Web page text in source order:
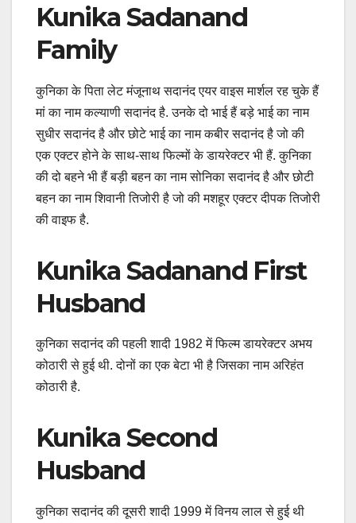
Kunika Sadanand
Family
कुनिका के पिता लेट मंजूनाथ सदानंद एयर वाइस मार्शल रह चुके हैं
मां का नाम कल्याणी सदानंद है. उनके दो भाई हैं बड़े भाई का नाम
सुधीर सदानंद है और छोटे भाई का नाम कबीर सदानंद है जो की
एक एक्टर होने के साथ-साथ फिल्मों के डायरेक्टर भी हैं. कुनिका
की दो बहने भी हैं बड़ी बहन का नाम सोनिका सदानंद है और छोटी
बहन का नाम शिवानी तिजोरी है जो की मशहूर एक्टर दीपक तिजोरी
की वाइफ है.
Kunika Sadanand First
Husband
कुनिका सदानंद की पहली शादी 1982 में फिल्म डायरेक्टर अभय
कोठारी से हुई थी. दोनों का एक बेटा भी है जिसका नाम अरिहंत
कोठारी है.
Kunika Second
Husband
कुनिका सदानंद की दूसरी शादी 1999 में विनय लाल से हुई थी